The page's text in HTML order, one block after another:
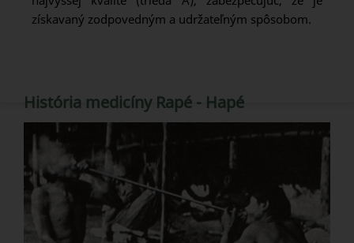
získavaný zodpovedným a udržateľným spôsobom.
História medicíny Rapé - Hapé